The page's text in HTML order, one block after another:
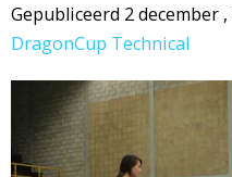
LESTIJDEN
LIDMAATSCHAP
TAEKWONDO
Gepubliceerd 2 december ,
DragonCup Technical